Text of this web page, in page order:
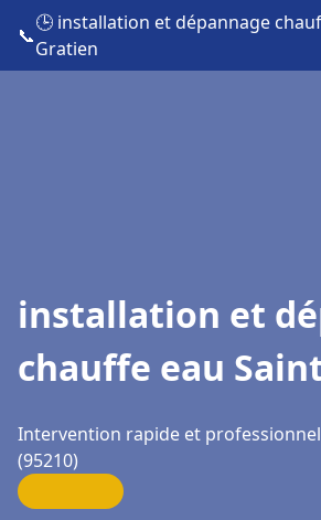
📞
🕒 installation et dépannage
Gratien
installation et
chauffe eau
Intervention rapide et
(95210)